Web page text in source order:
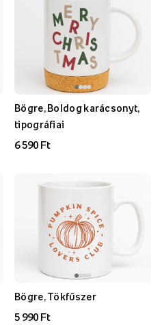
Bögre, Boldog karácsonyt,
tipográfiai
6 590 Ft
Bögre, Tökfűszer
5 990 Ft